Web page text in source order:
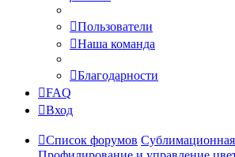
Пользователи
Наша команда
Благодарности
FAQ
Вход
Список форумов Сублимационная